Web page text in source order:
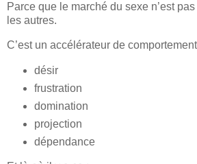
Parce que le marché du sexe n’est
les autres.
C’est un accélérateur de
désir
frustration
domination
projection
dépendance